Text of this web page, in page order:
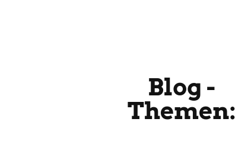
Blog -
Themen: